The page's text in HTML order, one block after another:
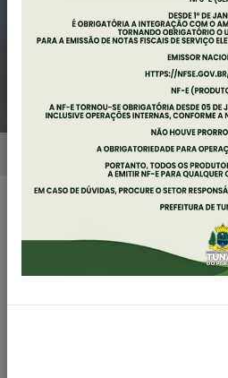
Notícias
Publicado em: 04/11/2024